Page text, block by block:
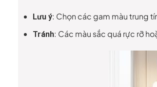
Lưu ý: Chọn các gam màu trung
Tránh: Các màu sắc quá rực rỡ